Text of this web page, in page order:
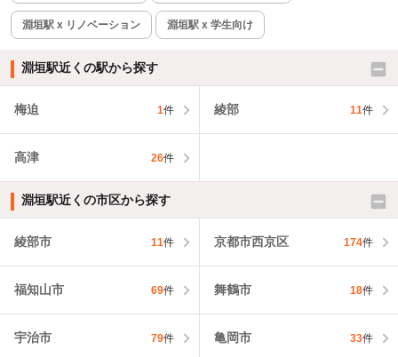
淵垣駅 x リノベーション 淵垣駅 x 学生向け
淵垣駅近くの駅から探す
梅迫 1件 綾部 11件
高津 26件
淵垣駅近くの市区から探す
綾部市 11件 京都市西京区 174件
福知山市 69件 舞鶴市 18件
宇治市 79件 亀岡市 33件